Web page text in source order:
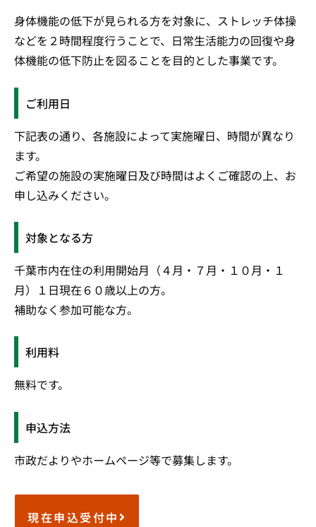
身体機能の低下が見られる方を対象に、ストレッチ体操
などを２時間程度行うことで、日常生活能力の回復や身
体機能の低下防止を図ることを目的とした事業です。
ご利用日
下記表の通り、各施設によって実施曜日、時間が異なり
ます。
ご希望の施設の実施曜日及び時間はよくご確認の上、お
申し込みください。
対象となる方
千葉市内在住の利用開始月（４月・７月・１０月・１
月）１日現在６０歳以上の方。
補助なく参加可能な方。
利用料
無料です。
申込方法
市政だよりやホームページ等で募集します。
現在申込受付中